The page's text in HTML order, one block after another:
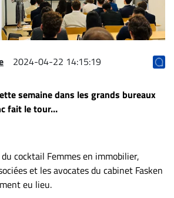
2024-04-22 14:15:19
semaine dans les grands bureaux
fait le tour…
cocktail Femmes en immobilier,
et les avocates du cabinet Fasken
eu lieu.